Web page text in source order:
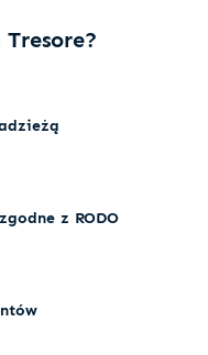
z RODO